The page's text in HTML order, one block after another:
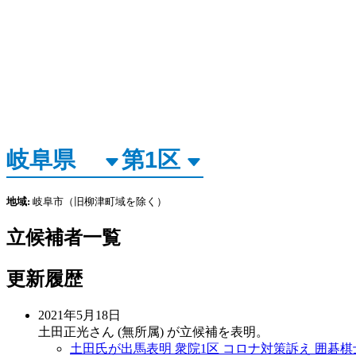
地域: 岐阜市（旧柳津町域を除く）
立候補者一覧
更新履歴
2021年5月18日
土田正光さん (無所属) が立候補を表明。
土田氏が出馬表明 衆院1区 コロナ対策訴え 囲碁